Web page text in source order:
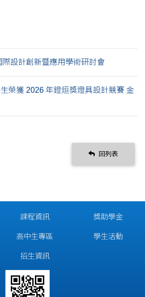
際設計創新暨應用學術研討會
榮獲 2026 年鐙烜獎燈具設計競賽 金
回列表
課程資訊
高中生專區
招生資訊
獎助學金
學生活動